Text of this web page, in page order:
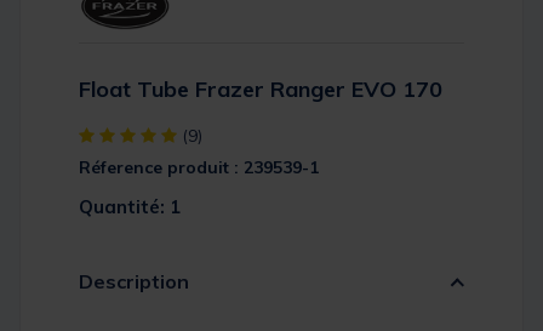
Float Tube Frazer Ranger EVO 170
[object Object] out of 5 Customer Rating
(9)
Réference produit : 239539-1
Quantité: 1
Description